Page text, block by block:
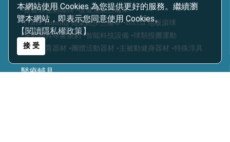
本網站使用 Cookies 為您提供更好的服務。繼續瀏
覽本網站，即表示您同意使用 Cookies。
【閱讀隱私權政策】
接 受
•復健類運動輔具 •復健運動三輪車
•Frame Running 框架跑步三輪車 •Boccia 地板滾球
•運動輔具專案規劃 •智能科技設備 •球類投擲運動
•視障體育器材 •團體活動器材 •主被動健身器材 •特殊浮具
醫療輔具